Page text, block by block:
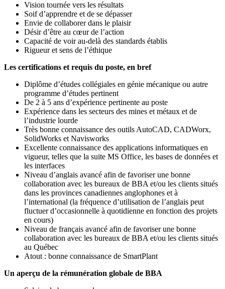
Vision tournée vers les résultats
Soif d’apprendre et de se dépasser
Envie de collaborer dans le plaisir
Désir d’être au cœur de l’action
Capacité de voir au-delà des standards établis
Rigueur et sens de l’éthique
Les certifications et requis du poste, en bref
Diplôme d’études collégiales en génie mécanique ou autre
programme d’études pertinent
De 2 à 5 ans d’expérience pertinente au poste
Expérience dans les secteurs des mines et métaux et de
l’industrie lourde
Très bonne connaissance des outils AutoCAD, CADWorx,
SolidWorks et Navisworks
Excellente connaissance des applications informatiques en
vigueur, telles que la suite MS Office, les bases de données et
les interfaces
Niveau d’anglais avancé afin de favoriser une bonne
collaboration avec les bureaux de BBA et/ou les clients situés
dans les provinces canadiennes anglophones et à
l’international (la fréquence d’utilisation de l’anglais peut
fluctuer d’occasionnelle à quotidienne en fonction des projets
en cours)
Niveau de français avancé afin de favoriser une bonne
collaboration avec les bureaux de BBA et/ou les clients situés
au Québec
Atout : bonne connaissance de SmartPlant
Un aperçu de la rémunération globale de BBA